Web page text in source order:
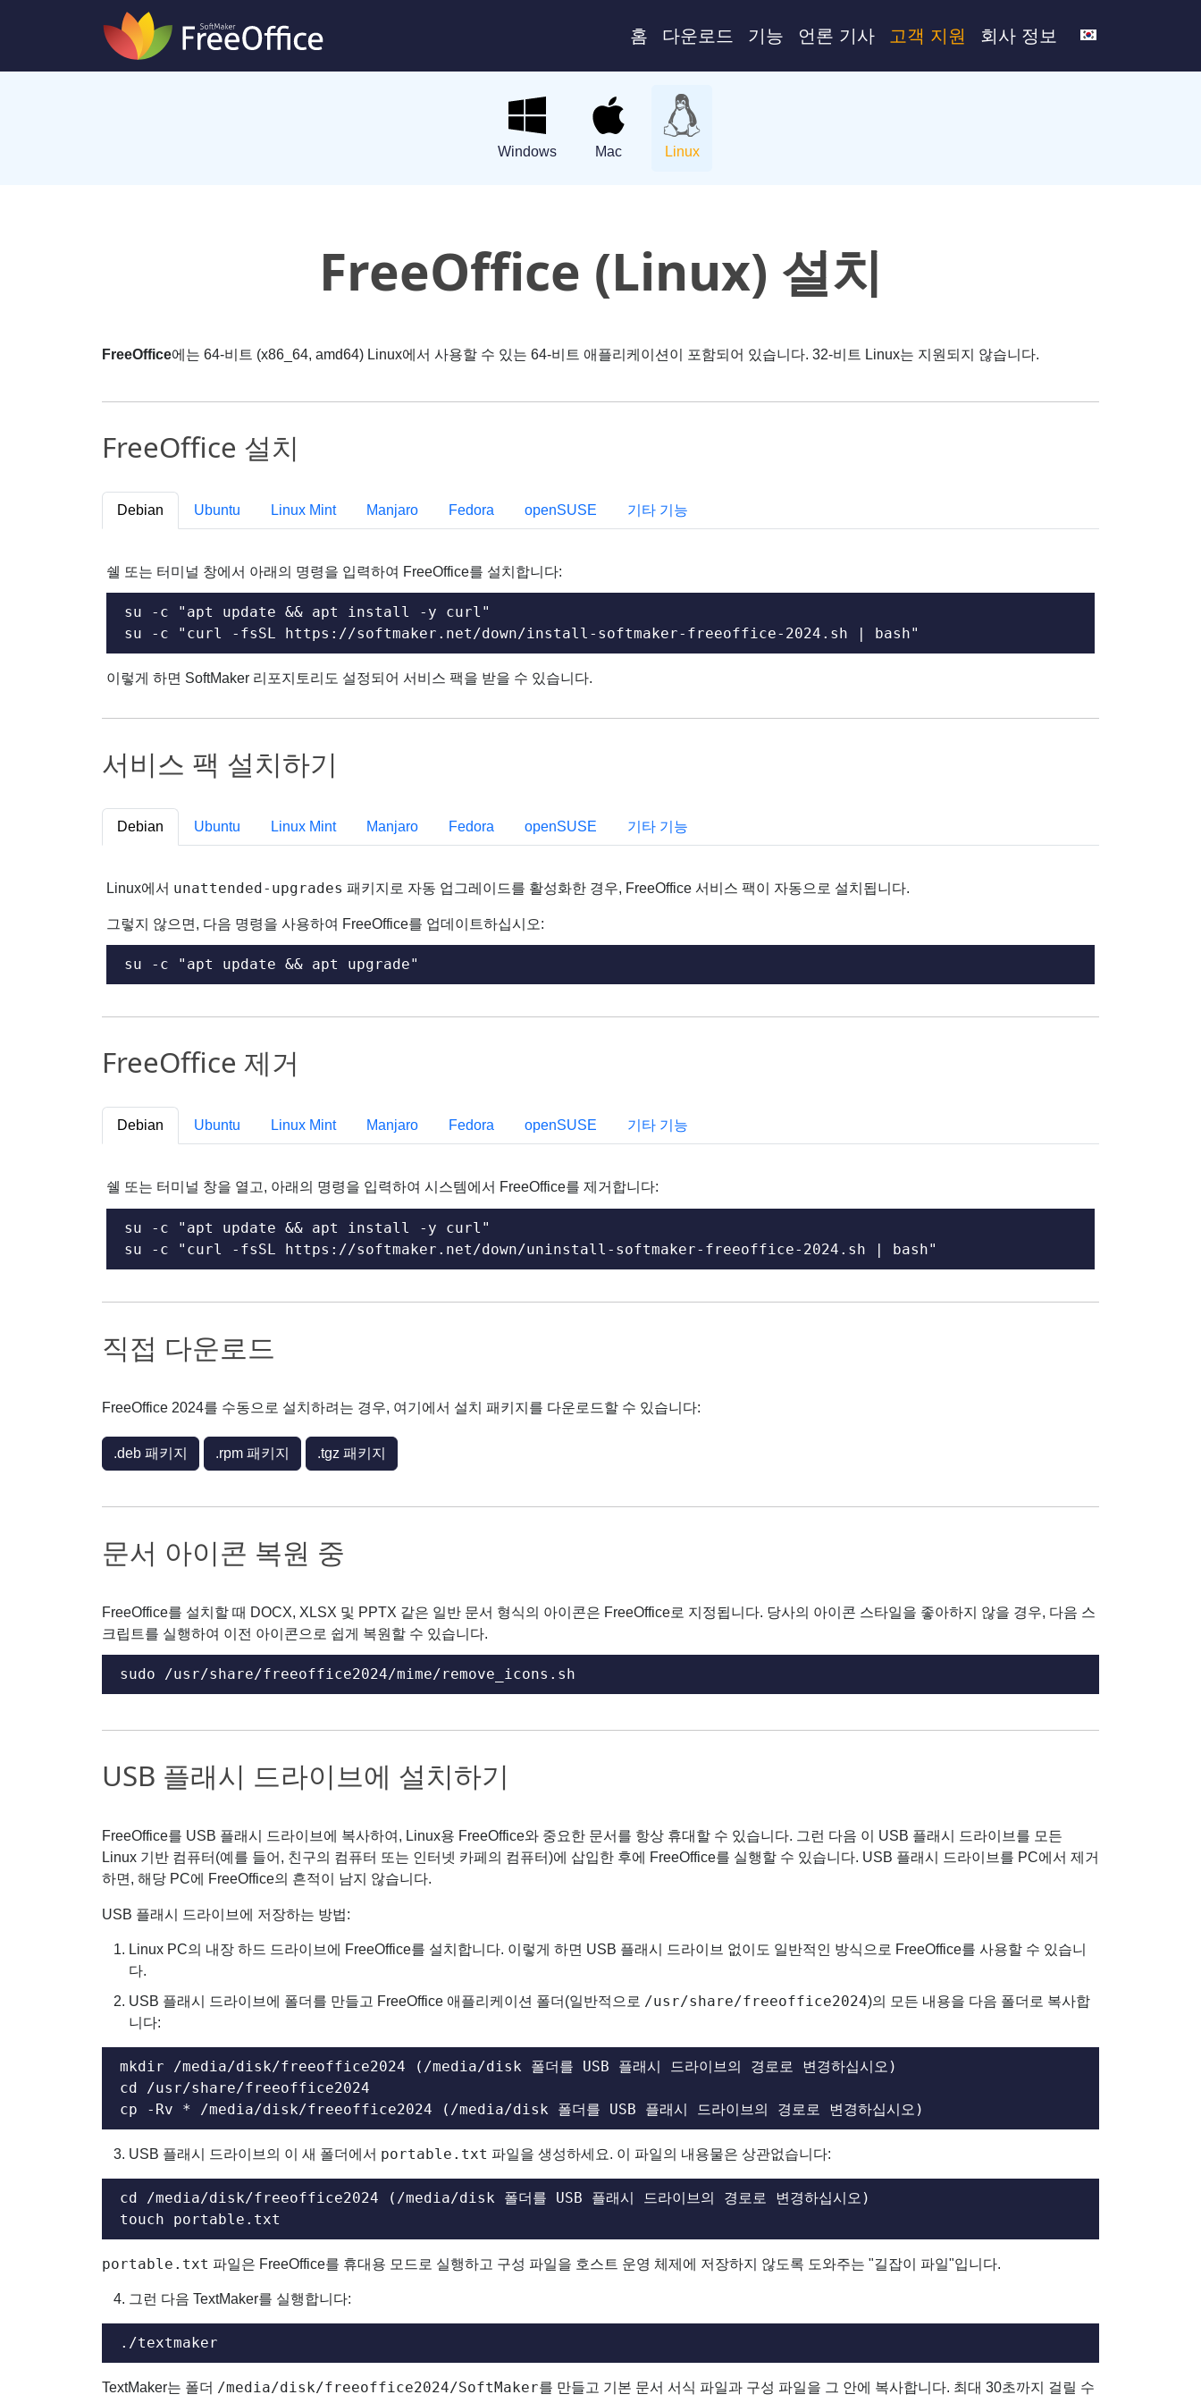
홈 다운로드 기능 언론 기사 고객 지원 회사 정보
Windows Mac Linux
FreeOffice (Linux) 설치
FreeOffice에는 64-비트 (x86_64, amd64) Linux에서 사용할 수 있는 64-비트 애플리케이션이 포함되어 있습니다. 32-비트 Linux는 지원되지 않습니다.
FreeOffice 설치
Debian Ubuntu Linux Mint Manjaro Fedora openSUSE 기타 기능
쉘 또는 터미널 창에서 아래의 명령을 입력하여 FreeOffice를 설치합니다:
su -c "apt update && apt install -y curl"
su -c "curl -fsSL https://softmaker.net/down/install-softmaker-freeoffice-2024.sh | bash"
이렇게 하면 SoftMaker 리포지토리도 설정되어 서비스 팩을 받을 수 있습니다.
서비스 팩 설치하기
Debian Ubuntu Linux Mint Manjaro Fedora openSUSE 기타 기능
Linux에서 unattended-upgrades 패키지로 자동 업그레이드를 활성화한 경우, FreeOffice 서비스 팩이 자동으로 설치됩니다.
그렇지 않으면, 다음 명령을 사용하여 FreeOffice를 업데이트하십시오:
su -c "apt update && apt upgrade"
FreeOffice 제거
Debian Ubuntu Linux Mint Manjaro Fedora openSUSE 기타 기능
쉘 또는 터미널 창을 열고, 아래의 명령을 입력하여 시스템에서 FreeOffice를 제거합니다:
su -c "apt update && apt install -y curl"
su -c "curl -fsSL https://softmaker.net/down/uninstall-softmaker-freeoffice-2024.sh | bash"
직접 다운로드
FreeOffice 2024를 수동으로 설치하려는 경우, 여기에서 설치 패키지를 다운로드할 수 있습니다:
.deb 패키지 .rpm 패키지 .tgz 패키지
문서 아이콘 복원 중
FreeOffice를 설치할 때 DOCX, XLSX 및 PPTX 같은 일반 문서 형식의 아이콘은 FreeOffice로 지정됩니다. 당사의 아이콘 스타일을 좋아하지 않을 경우, 다음 스
크립트를 실행하여 이전 아이콘으로 쉽게 복원할 수 있습니다.
sudo /usr/share/freeoffice2024/mime/remove_icons.sh
USB 플래시 드라이브에 설치하기
FreeOffice를 USB 플래시 드라이브에 복사하여, Linux용 FreeOffice와 중요한 문서를 항상 휴대할 수 있습니다. 그런 다음 이 USB 플래시 드라이브를 모든
Linux 기반 컴퓨터(예를 들어, 친구의 컴퓨터 또는 인터넷 카페의 컴퓨터)에 삽입한 후에 FreeOffice를 실행할 수 있습니다. USB 플래시 드라이브를 PC에서 제거
하면, 해당 PC에 FreeOffice의 흔적이 남지 않습니다.
USB 플래시 드라이브에 저장하는 방법:
Linux PC의 내장 하드 드라이브에 FreeOffice를 설치합니다. 이렇게 하면 USB 플래시 드라이브 없이도 일반적인 방식으로 FreeOffice를 사용할 수 있습니
다.
USB 플래시 드라이브에 폴더를 만들고 FreeOffice 애플리케이션 폴더(일반적으로 /usr/share/freeoffice2024)의 모든 내용을 다음 폴더로 복사합
니다:
mkdir /media/disk/freeoffice2024 (/media/disk 폴더를 USB 플래시 드라이브의 경로로 변경하십시오)
cd /usr/share/freeoffice2024
cp -Rv * /media/disk/freeoffice2024 (/media/disk 폴더를 USB 플래시 드라이브의 경로로 변경하십시오)
USB 플래시 드라이브의 이 새 폴더에서 portable.txt 파일을 생성하세요. 이 파일의 내용물은 상관없습니다:
cd /media/disk/freeoffice2024 (/media/disk 폴더를 USB 플래시 드라이브의 경로로 변경하십시오)
touch portable.txt
portable.txt 파일은 FreeOffice를 휴대용 모드로 실행하고 구성 파일을 호스트 운영 체제에 저장하지 않도록 도와주는 "길잡이 파일"입니다.
그런 다음 TextMaker를 실행합니다:
./textmaker
TextMaker는 폴더 /media/disk/freeoffice2024/SoftMaker를 만들고 기본 문서 서식 파일과 구성 파일을 그 안에 복사합니다. 최대 30초까지 걸릴 수